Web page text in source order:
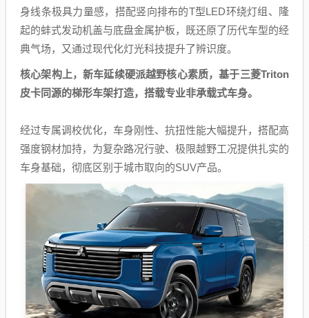
身线条极具力量感，搭配竖向排布的T型LED环绕灯组、隆
起的蚌式发动机盖与底盘金属护板，既还原了历代车型的经
典气场，又通过现代化灯光科技提升了辨识度。
核心架构上，新车延续硬派越野核心素质，基于三菱Triton
皮卡同源的梯形车架打造，搭载专业非承载式车身。
经过专属调校优化，车身刚性、抗扭性能大幅提升，搭配高
强度钢材加持，为复杂路况行驶、极限越野工况提供扎实的
车身基础，彻底区别于城市取向的SUV产品。